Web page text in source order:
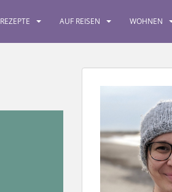
REZEPTE AUF REISEN WOHNEN